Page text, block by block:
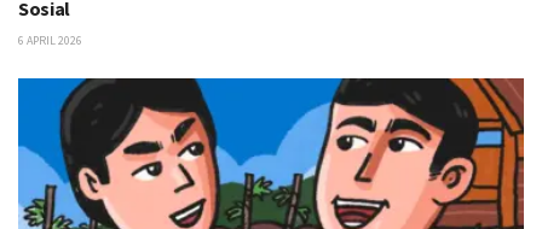
Sosial
6 APRIL 2026